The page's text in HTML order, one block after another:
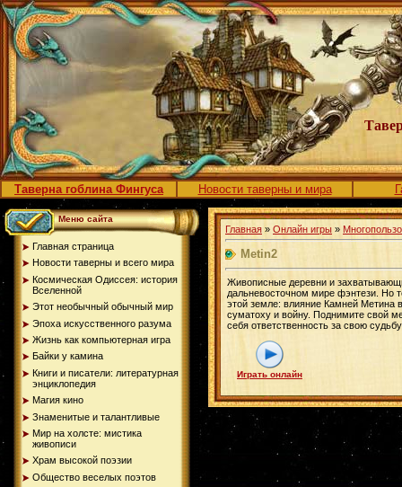
Таверна гоблина Фингуса Новости таверны и мира
Меню сайта
Главная страница
Новости таверны и всего мира
Космическая Одиссея: история
Вселенной
Этот необычный обычный мир
Эпоха искусственного разума
Жизнь как компьютерная игра
Байки у камина
Книги и писатели: литературная
энциклопедия
Магия кино
Знаменитые и талантливые
Мир на холсте: мистика
живописи
Храм высокой поэзии
Общество веселых поэтов
Главная » Онлайн игры »
Metin2
Живописные деревни и
дальневосточном мире фэнтези. Но
этой земле: влияние Камней Метина
суматоху и войну. Поднимите свой
себя ответственность за свою
Играть онлайн